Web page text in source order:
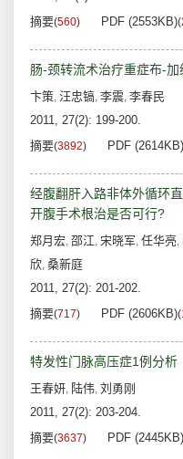
摘要(560) PDF (2553KB)(
肠-颈转流术治疗重症布-
卞策, 汪忠镐, 李震, 李春民
2011, 27(2): 199-200.
摘要(3892) PDF (2614KB)
经腹翻肝入路非体外循环
开腹手术根治是否可行?
郑月宏, 邵江, 宋晓军, 任华亮,
欣, 桑新庭
2011, 27(2): 201-202.
摘要(717) PDF (2606KB)(
特发性门脉高压症1例分析
王春妍, 陆伟, 刘勇刚
2011, 27(2): 203-204.
摘要(3637) PDF (2445KB)